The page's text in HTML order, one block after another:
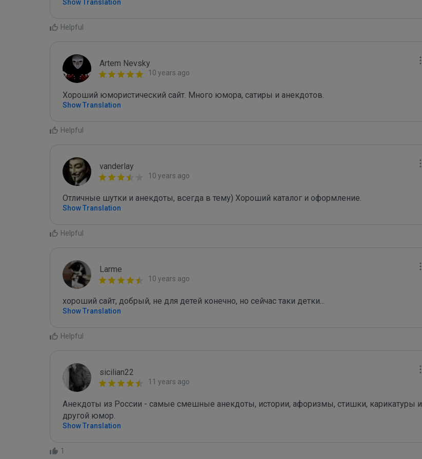
Show Translation
Helpful
Artem Nevsky
10 years ago
Хороший юмористический сайт. Много юмора, сатиры и анекдотов.
Show Translation
Helpful
vanderlay
10 years ago
Отличные шутки и анекдоты, всегда в тему) Хороший каталог и оформление.
Show Translation
Helpful
Larme
10 years ago
хороший сайт, добрый, не для детей конечно, но сейчас таки детки...
Show Translation
Helpful
sicilian22
11 years ago
Анекдоты из России - самые смешные анекдоты, истории, афоризмы, стишки, карикатуры и
другой юмор.
Show Translation
1